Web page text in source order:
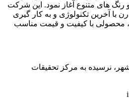
های متنوع آغاز نمود. این شرکت
با آخرین تکنولوژی و به کار گیری
محصولی با کیفیت و قیمت مناسب
نرسیده به مرکز تحقیقات